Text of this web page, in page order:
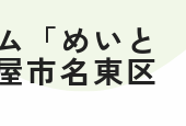
「めいと
市名東区